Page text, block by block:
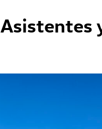
Asistentes